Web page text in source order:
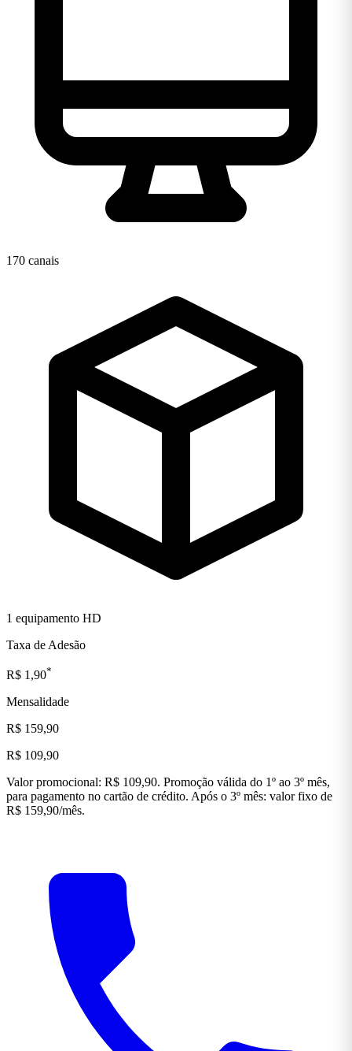
170 canais
1 equipamento HD
Taxa de Adesão
R$ 1,90*
Mensalidade
R$ 159,90
R$ 109,90
Valor promocional: R$ 109,90. Promoção válida do 1º ao 3º mês,
para pagamento no cartão de crédito. Após o 3º mês: valor fixo de
R$ 159,90/mês.